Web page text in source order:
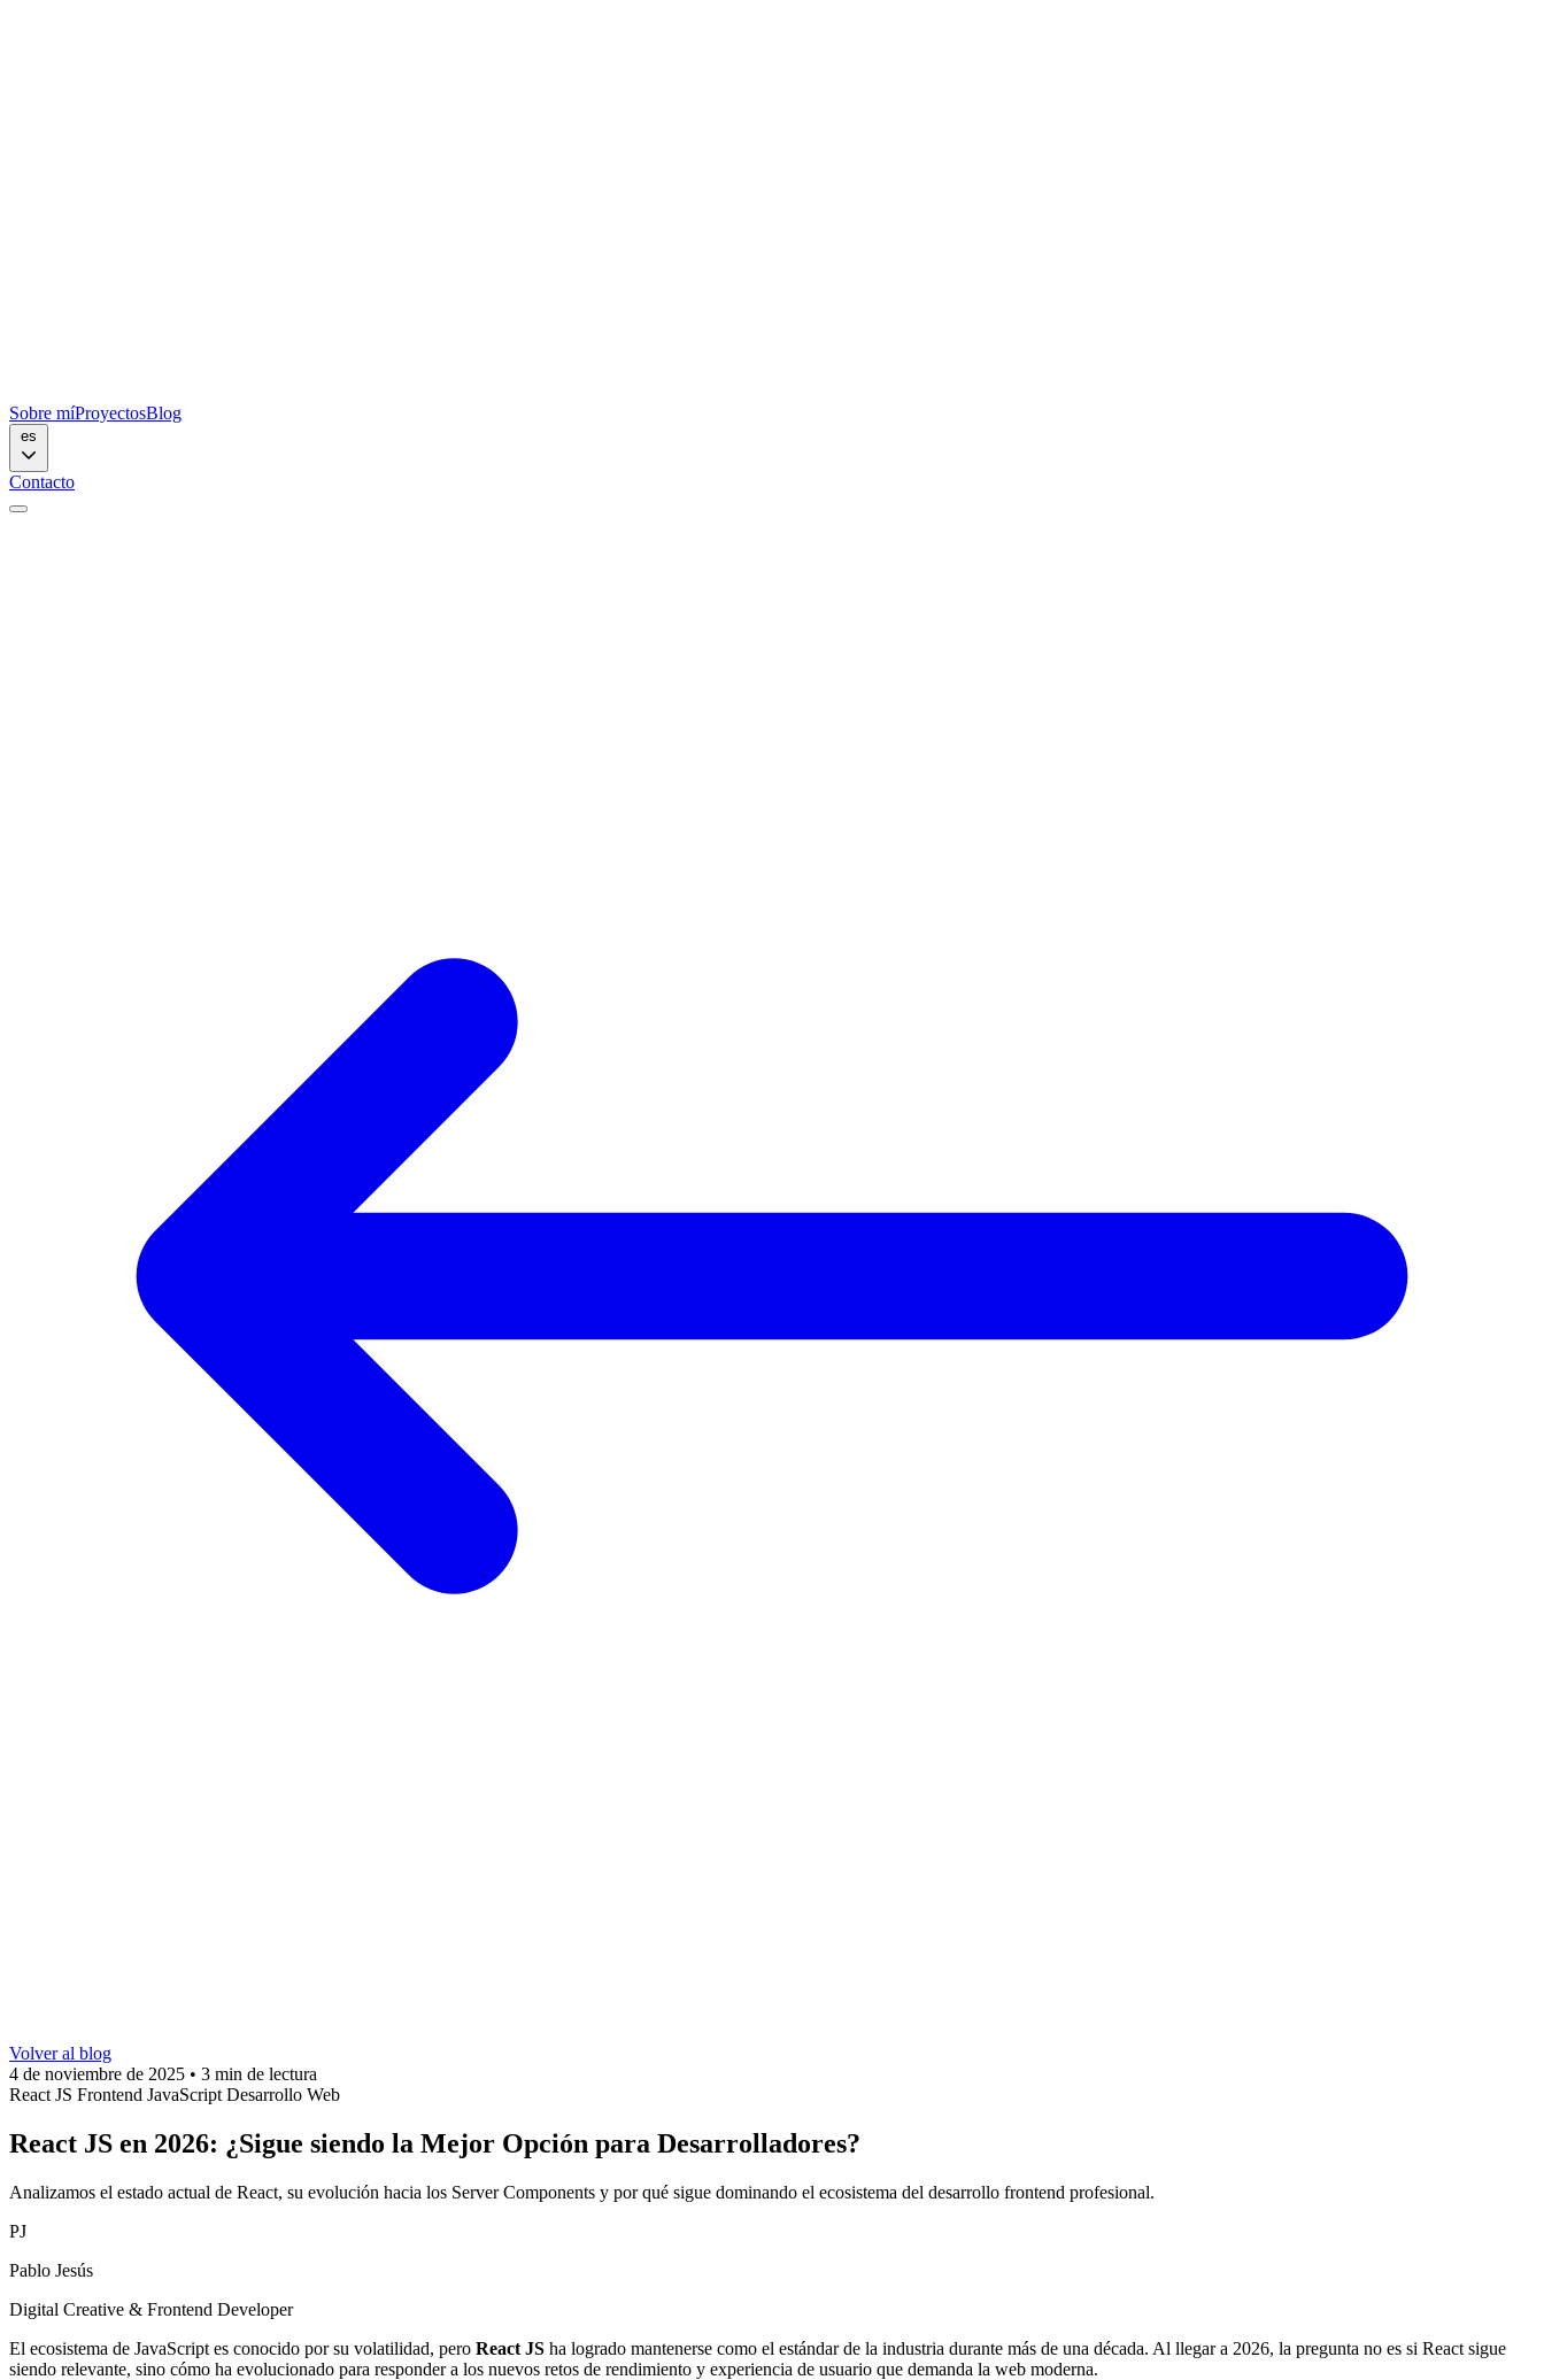
Sobre míProyectosBlog
Contacto
Volver al blog
4 de noviembre de 2025 • 3 min de lectura
React JS Frontend JavaScript Desarrollo Web
React JS en 2026: ¿Sigue siendo la Mejor Opción para Desarrolladores?
Analizamos el estado actual de React, su evolución hacia los Server Components y por qué sigue dominando el ecosistema del desarrollo frontend profesional.
PJ
Pablo Jesús
Digital Creative & Frontend Developer
El ecosistema de JavaScript es conocido por su volatilidad, pero React JS ha logrado mantenerse como el estándar de la industria durante más de una década. Al llegar a 2026, la pregunta no es si React sigue
siendo relevante, sino cómo ha evolucionado para responder a los nuevos retos de rendimiento y experiencia de usuario que demanda la web moderna.